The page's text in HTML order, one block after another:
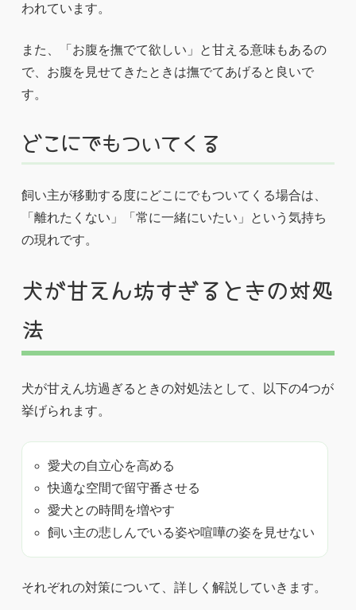
われています。
また、「お腹を撫でて欲しい」と甘える意味もあるの
で、お腹を見せてきたときは撫でてあげると良いで
す。
どこにでもついてくる
飼い主が移動する度にどこにでもついてくる場合は、
「離れたくない」「常に一緒にいたい」という気持ち
の現れです。
犬が甘えん坊すぎるときの対処
法
犬が甘えん坊過ぎるときの対処法として、以下の4つが
挙げられます。
愛犬の自立心を高める
快適な空間で留守番させる
愛犬との時間を増やす
飼い主の悲しんでいる姿や喧嘩の姿を見せない
それぞれの対策について、詳しく解説していきます。